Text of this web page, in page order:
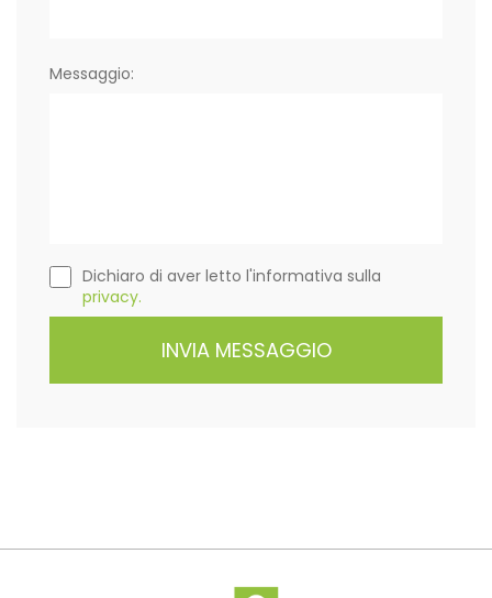
Messaggio:
Dichiaro di aver letto l'informativa sulla
privacy.